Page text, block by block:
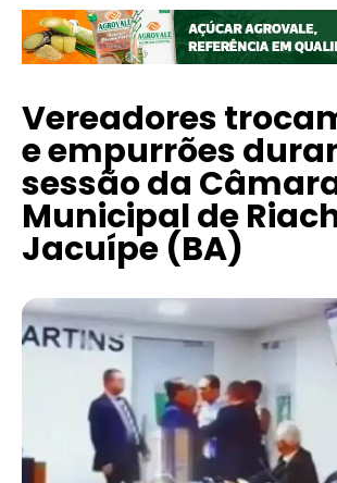
Vereadores
e empurrões
sessão da
Municipal de
Jacuípe (BA)